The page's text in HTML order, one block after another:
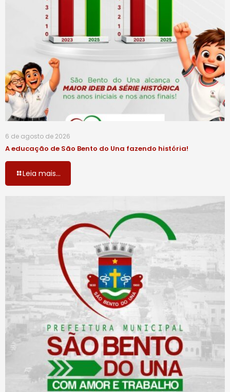
6 de agosto de 2026
A educação de São Bento do Una fazendo história!
Leia mais...